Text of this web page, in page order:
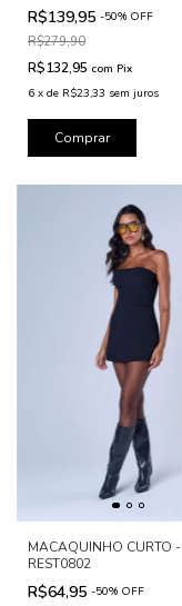
R$139,95 -50% OFF
R$279,90
R$132,95 com Pix
6 x de R$23,33 sem juros
Comprar
MACAQUINHO CURTO -
REST0802
R$64,95 -50% OFF